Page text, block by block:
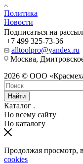
Политика
Новости
Подписаться на
+7 499 325-73-36
alltoolpro@yandex.ru
Москва,
2026 © ООО
Найти
Каталог
По всему сайту
По каталогу
Продолжая просмотр,
cookies